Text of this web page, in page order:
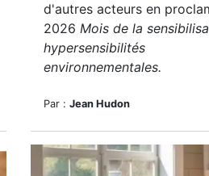
d'autres acteurs en
2026 Mois de la
hypersensibilités
environnementales.
Par : Jean Hudon